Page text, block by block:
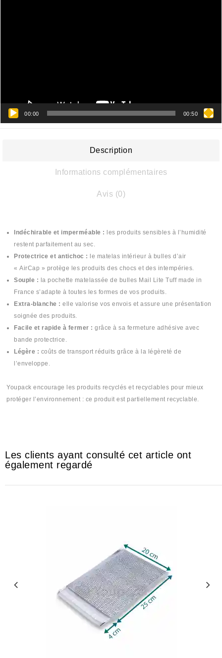
00:00 00:50
Description
Informations complémentaires
Avis (0)
Indéchirable et imperméable :
les produits sensibles à l’humidité
restent parfaitement au sec.
Protectrice et antichoc :
le matelas intérieur à bulles d’air
« AirCap » protège les produits des chocs et des intempéries.
Souple : la pochette matelassée de bulles Mail Lite Tuff made in
France s’adapte à toutes les formes de vos produits.
Extra-blanche : elle valorise vos envois et assure une présentation
soignée des produits.
Facile et rapide à fermer : grâce à sa fermeture adhésive avec
bande protectrice.
Légère : coûts de transport réduits grâce à la légèreté de
l’enveloppe.
Youpack encourage les produits recyclés et recyclables pour mieux
protéger l’environnement : ce produit est partiellement recyclable.
Les clients ayant consulté cet article ont
également regardé